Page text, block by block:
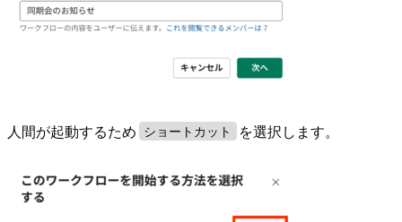
人間が起動するため ショートカット を選択します。